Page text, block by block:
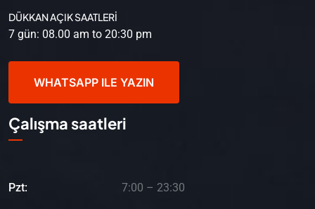
DÜKKAN AÇIK SAATLERİ
7 gün: 08.00 am to 20:30 pm
WHATSAPP ILE YAZIN
Çalışma saatleri
Pzt: 7:00 – 23:30